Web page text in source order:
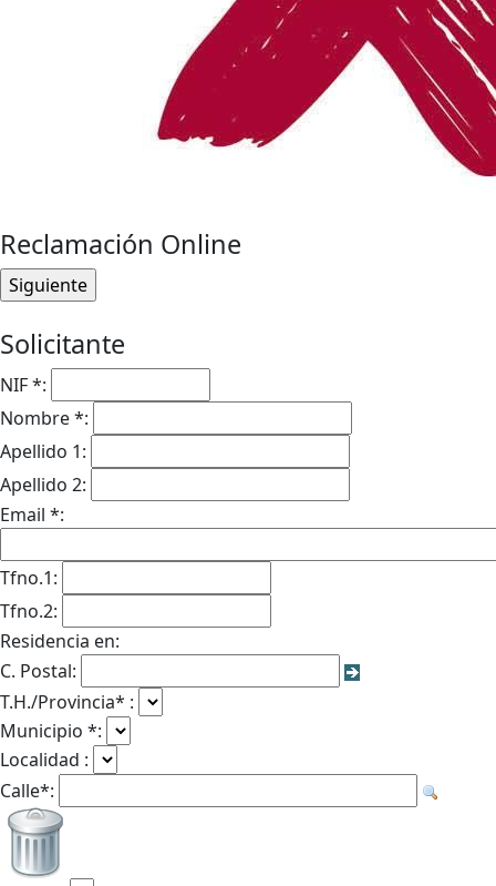
Reclamación Online
Solicitante
NIF *:
Nombre *:
Apellido 1:
Apellido 2:
Email *:
Tfno.1:
Tfno.2:
Residencia en:
C. Postal:
T.H./Provincia* :
Municipio *:
Localidad :
Calle*: